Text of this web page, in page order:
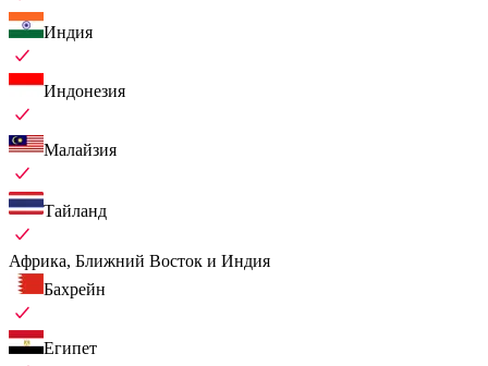
Индия
Индонезия
Малайзия
Тайланд
Африка, Ближний Восток и Индия
Бахрейн
Египет